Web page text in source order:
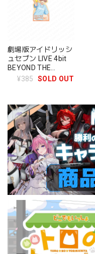
劇場版アイドリッシ
ュセブン LIVE 4bit
BEYOND THE
PERiOD モバイルス
¥385 SOLD OUT